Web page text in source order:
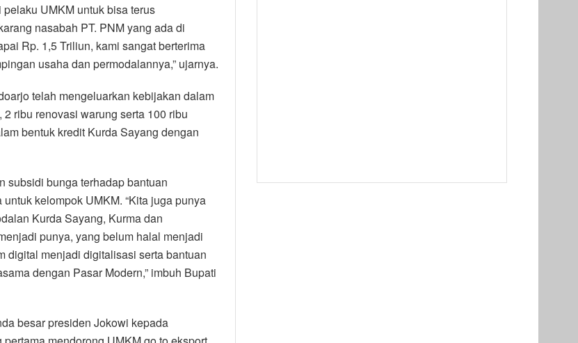
UMKM untuk bisa terus
nasabah PT. PNM yang ada di
Rp. 1,5 Triliun, kami sangat berterima
usaha dan permodalannya,” ujarnya.
telah mengeluarkan kebijakan dalam
ribu renovasi warung serta 100 ribu
bentuk kredit Kurda Sayang dengan
subsidi bunga terhadap bantuan
kelompok UMKM. “Kita juga punya
Kurda Sayang, Kurma dan
punya, yang belum halal menjadi
digital menjadi digitalisasi serta bantuan
dengan Pasar Modern,” imbuh Bupati
besar presiden Jokowi kepada